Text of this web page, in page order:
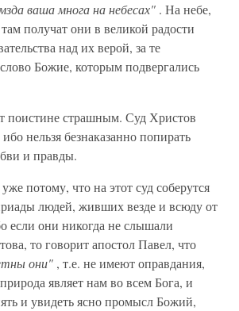
ваша многа на небесах" . На небе,
получат они в великой радости
над их верой, за те
Божие, которым подвергались
поистине страшным. Суд Христов
нельзя безнаказанно попирать
и правды.
потому, что на этот суд соберутся
людей, живших везде и всюду от
если они никогда не слышали
то говорит апостол Павел, что
они" , т.е. не имеют оправдания,
являет нам во всем Бога, и
и увидеть ясно промысл Божий,